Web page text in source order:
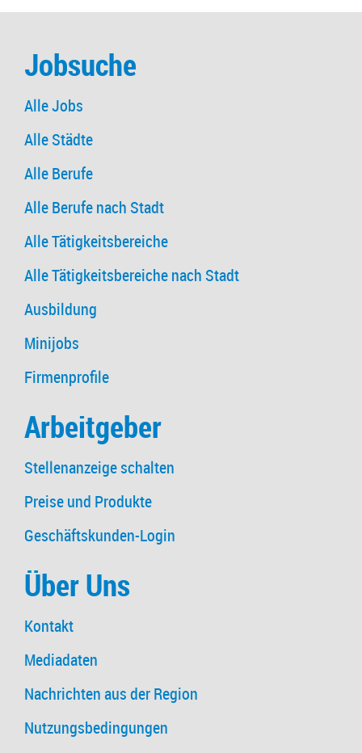
Jobsuche
Alle Jobs
Alle Städte
Alle Berufe
Alle Berufe nach Stadt
Alle Tätigkeitsbereiche
Alle Tätigkeitsbereiche nach Stadt
Ausbildung
Minijobs
Firmenprofile
Arbeitgeber
Stellenanzeige schalten
Preise und Produkte
Geschäftskunden-Login
Über Uns
Kontakt
Mediadaten
Nachrichten aus der Region
Nutzungsbedingungen